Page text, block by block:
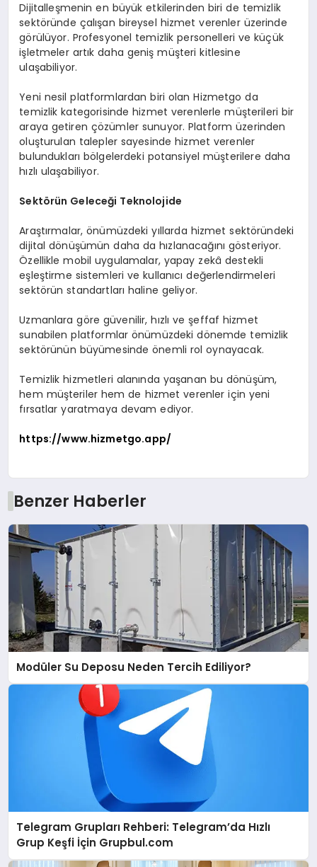
Dijitalleşmenin en büyük etkilerinden biri de temizlik
sektöründe çalışan bireysel hizmet verenler üzerinde
görülüyor. Profesyonel temizlik personelleri ve küçük
işletmeler artık daha geniş müşteri kitlesine
ulaşabiliyor.
Yeni nesil platformlardan biri olan Hizmetgo da
temizlik kategorisinde hizmet verenlerle müşterileri bir
araya getiren çözümler sunuyor. Platform üzerinden
oluşturulan talepler sayesinde hizmet verenler
bulundukları bölgelerdeki potansiyel müşterilere daha
hızlı ulaşabiliyor.
Sektörün Geleceği Teknolojide
Araştırmalar, önümüzdeki yıllarda hizmet sektöründeki
dijital dönüşümün daha da hızlanacağını gösteriyor.
Özellikle mobil uygulamalar, yapay zekâ destekli
eşleştirme sistemleri ve kullanıcı değerlendirmeleri
sektörün standartları haline geliyor.
Uzmanlara göre güvenilir, hızlı ve şeffaf hizmet
sunabilen platformlar önümüzdeki dönemde temizlik
sektörünün büyümesinde önemli rol oynayacak.
Temizlik hizmetleri alanında yaşanan bu dönüşüm,
hem müşteriler hem de hizmet verenler için yeni
fırsatlar yaratmaya devam ediyor.
https://www.hizmetgo.app/
Benzer Haberler
Modüler Su Deposu Neden Tercih Ediliyor?
Telegram Grupları Rehberi: Telegram’da Hızlı
Grup Keşfi İçin Grupbul.com